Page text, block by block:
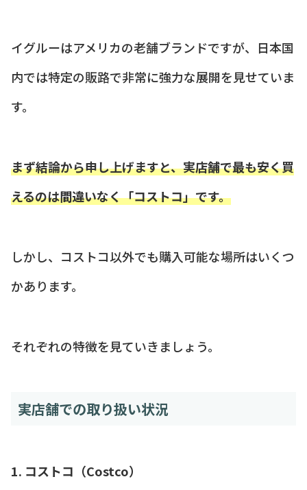
イグルーはアメリカの老舗ブランドですが、日本国
内では特定の販路で非常に強力な展開を見せていま
す。
まず結論から申し上げますと、実店舗で最も安く買
えるのは間違いなく「コストコ」です。
しかし、コストコ以外でも購入可能な場所はいくつ
かあります。
それぞれの特徴を見ていきましょう。
実店舗での取り扱い状況
1. コストコ（Costco）